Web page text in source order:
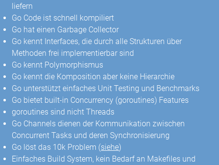
liefern
Go Code ist schnell kompiliert
Go hat einen Garbage Collector
Go kennt Interfaces, die durch alle Strukturen über
Methoden frei implementierbar sind
Go kennt Polymorphismus
Go kennt die Komposition aber keine Hierarchie
Go unterstützt einfaches Unit Testing und Benchmarks
Go bietet built-in Concurrency (goroutines) Features
goroutines sind nicht Threads
Go Channels dienen der Kommunikation zwischen
Concurrent Tasks und deren Synchronisierung
Go löst das 10k Problem (siehe)
Einfaches Build System, kein Bedarf an Makefiles und